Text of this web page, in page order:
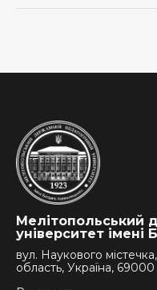
Мелітопольський
університет
вул. Наукового
область, Україна, 69000